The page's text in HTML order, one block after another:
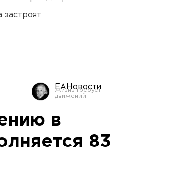
ЕАНовости
в
83